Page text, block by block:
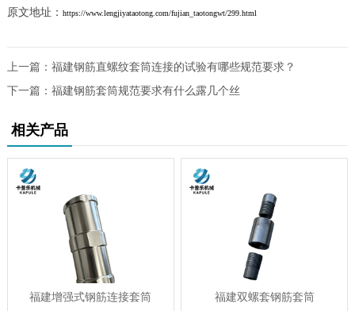
原文地址： https://www.lengjiyataotong.com/fujian_taotongwt/299.html
上一篇： 福建钢筋直螺纹套筒连接的试验有哪些规范要求？
下一篇： 福建钢筋套筒规范要求有什么露几个丝
相关产品
福建增强式钢筋连接套筒 福建双螺套钢筋套筒